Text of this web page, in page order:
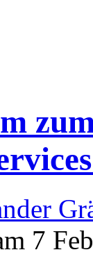
7